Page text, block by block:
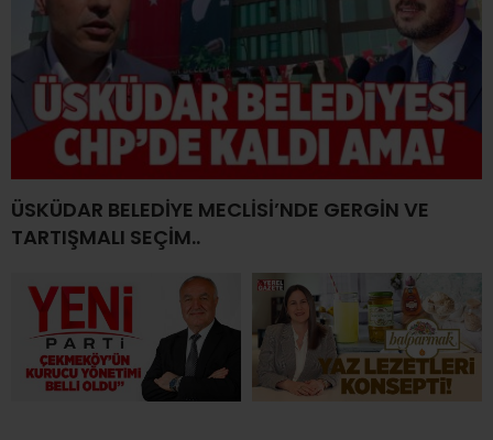
ÜSKÜDAR BELEDİYE MECLİSİ’NDE GERGİN VE
TARTIŞMALI SEÇİM..